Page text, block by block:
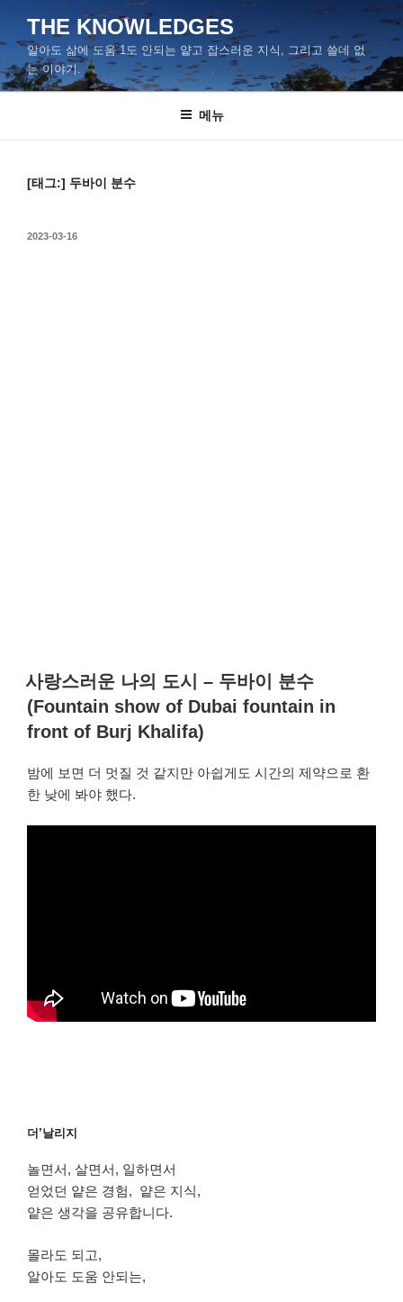
로
바
THE KNOWLEDGES
알아도 삶에 도움 1도 안되는 얕고 잡스러운 지식, 그리고 쓸데 없
는 이야기.
메뉴
[태그:] 두바이 분수
작
2023-03-16
사랑스러운 나의 도시 – 두바이 분수
(Fountain show of Dubai fountain in
front of Burj Khalifa)
밤에 보면 더 멋질 것 같지만 아쉽게도 시간의 제약으로 환
한 낮에 봐야 했다.
더’날리지
놀면서, 살면서, 일하면서
얻었던 얕은 경험, 얕은 지식,
얕은 생각을 공유합니다.
몰라도 되고,
알아도 도움 안되는,